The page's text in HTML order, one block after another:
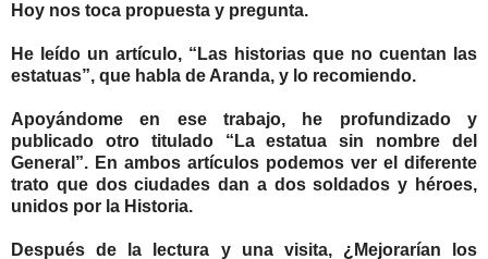
Hoy nos toca propuesta y pregunta.
He leído un artículo, “Las historias que no cuentan las
estatuas”, que habla de Aranda, y lo recomiendo.
Apoyándome en ese trabajo, he profundizado y
publicado otro titulado “La estatua sin nombre del
General”. En ambos artículos podemos ver el diferente
trato que dos ciudades dan a dos soldados y héroes,
unidos por la Historia.
Después de la lectura y una visita, ¿Mejorarían los